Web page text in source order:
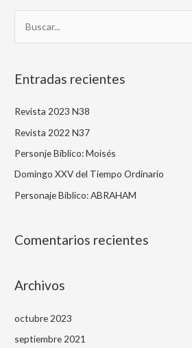
c
o
r
:
Entradas recientes
Revista 2023 N38
Revista 2022 N37
Personje Bíblico: Moisés
Domingo XXV del Tiempo Ordinario
Personaje Bíblico: ABRAHAM
Comentarios recientes
Archivos
octubre 2023
septiembre 2021